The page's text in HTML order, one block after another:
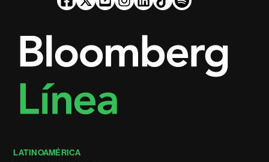
LATINOAMÉRICA